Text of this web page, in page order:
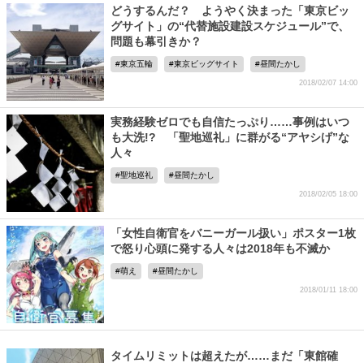
どうするんだ？ ようやく決まった「東京ビッ
グサイト」の“代替施設建設スケジュール”で、
問題も幕引きか？
東京五輪 東京ビッグサイト 昼間たかし
2018/02/07 14:00
実務経験ゼロでも自信たっぷり……事例はいつ
も大洗!? 「聖地巡礼」に群がる“アヤシげ”な
人々
聖地巡礼 昼間たかし
2018/02/05 18:00
「女性自衛官をバニーガール扱い」ポスター1枚
で怒り心頭に発する人々は2018年も不滅か
萌え 昼間たかし
2018/01/11 18:00
タイムリミットは超えたが……まだ「東館確